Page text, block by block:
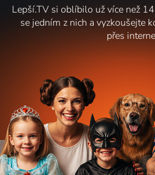
Lepší.TV si oblíbilo už více než
se jedním z nich a vyzkoušejte
přes